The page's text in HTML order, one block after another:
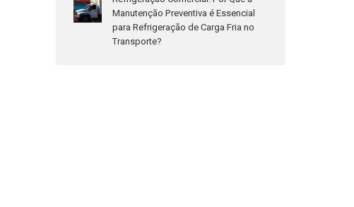
Manutenção Preventiva é Essencial
para Refrigeração de Carga Fria no
Transporte?